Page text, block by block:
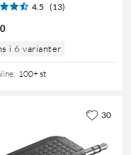
4.5 (13)
i 6 varianter
: 100+ st
30